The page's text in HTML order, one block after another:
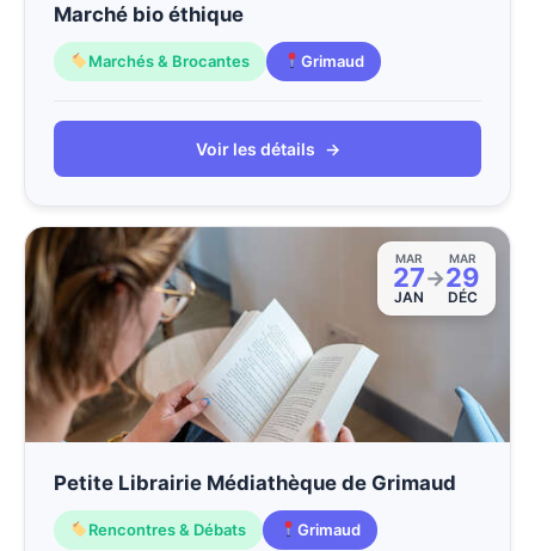
Marché bio éthique
Marchés & Brocantes Grimaud
Voir les détails →
MAR
27
JAN
→
MAR
29
DÉC
Petite Librairie Médiathèque de Grimaud
Rencontres & Débats Grimaud